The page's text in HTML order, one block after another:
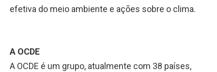
efetiva do meio ambiente e ações sobre o clima.
A OCDE
A OCDE é um grupo, atualmente com 38 países,